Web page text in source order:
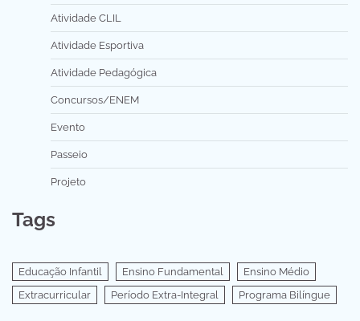
Atividade CLIL
Atividade Esportiva
Atividade Pedagógica
Concursos/ENEM
Evento
Passeio
Projeto
Tags
Educação Infantil Ensino Fundamental
Ensino Médio
Extracurricular
Período Extra-Integral Programa Bilíngue